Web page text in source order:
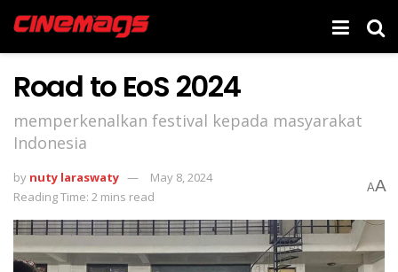
Road to EoS 2024
memperkenalkan festival kepada masyarakat
Indonesia
by nuty laraswaty
May 8, 2024
Reading Time: 2 mins read
AA